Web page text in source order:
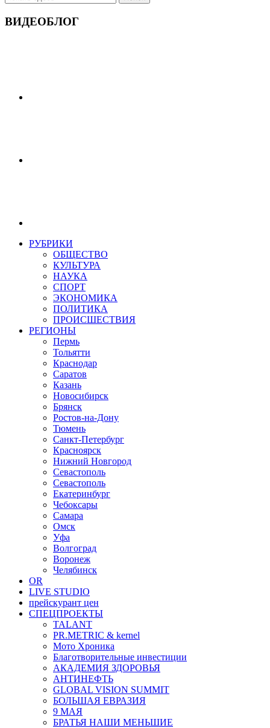
ВИДЕОБЛОГ
РУБРИКИ
ОБЩЕСТВО
КУЛЬТУРА
НАУКА
СПОРТ
ЭКОНОМИКА
ПОЛИТИКА
ПРОИСШЕСТВИЯ
РЕГИОНЫ
Пермь
Тольятти
Краснодар
Саратов
Казань
Новосибирск
Брянск
Ростов-на-Дону
Тюмень
Санкт-Петербург
Красноярск
Нижний Новгород
Севастополь
Севастополь
Екатеринбург
Чебоксары
Самара
Омск
Уфа
Волгоград
Воронеж
Челябинск
OR
LIVE STUDIO
прейскурант цен
СПЕЦПРОЕКТЫ
TALANT
PR.METRIC & kernel
Мото Хроника
Благотворительные инвестиции
АКАДЕМИЯ ЗДОРОВЬЯ
АНТИНЕФТЬ
GLOBAL VISION SUMMIT
БОЛЬШАЯ ЕВРАЗИЯ
9 МАЯ
БРАТЬЯ НАШИ МЕНЬШИЕ